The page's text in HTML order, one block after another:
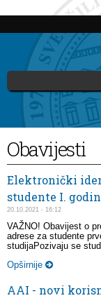
Vi ste ovdje
Obavijesti
Elektronički
studente I.
20.10.2021 - 16:12
VAŽNO! Obavijest o
adrese za studente
studijaPozivaju se
Opširnije
AAI - novi